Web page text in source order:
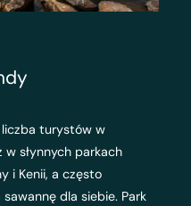
liczba turystów w
w słynnych parkach
i Kenii, a często
sawannę dla siebie. Park